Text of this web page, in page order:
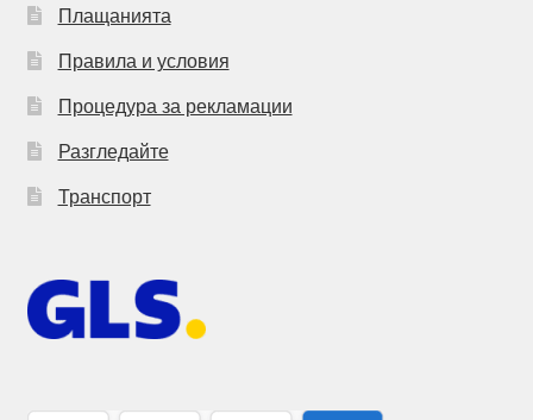
Плащанията
Правила и условия
Процедура за рекламации
Разгледайте
Транспорт